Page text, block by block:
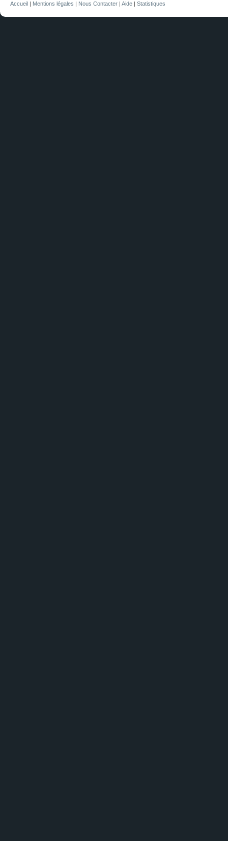
Accueil | Mentions légales | Nous Contacter | Aide | Statistiques